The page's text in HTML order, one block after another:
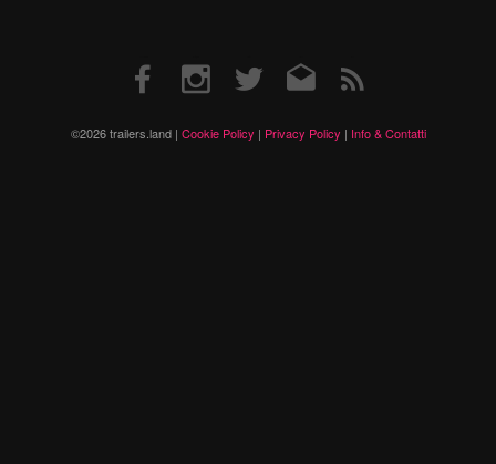
©2026 trailers.land | Cookie Policy | Privacy Policy | Info & Contatti